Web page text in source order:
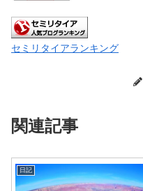
セミリタイアランキング
関連記事
日記